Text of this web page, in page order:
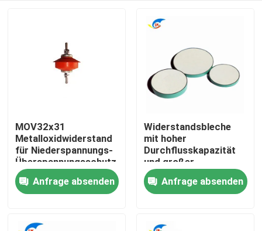
Zu Hause
Produkte
Videos
MOV32x31
Metalloxidwiderstand
für Niederspannungs-
Überspannungsschutz
Anfrage absenden
Widerstandsbleche
mit hoher
Durchflusskapazität
und großer
Wärmekapazität für
die Produktion von
Monitoren
Anfrage absenden